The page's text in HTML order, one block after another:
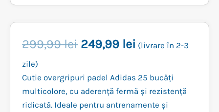
299,99lei Prețul
a
fost:
249,99 lei Prețul
este:
249,99 lei.
(livrare în 2-3
zile)
Cutie overgripuri padel Adidas 25 bucăți
multicolore, cu aderență fermă și rezistență
ridicată. Ideale pentru antrenamente și